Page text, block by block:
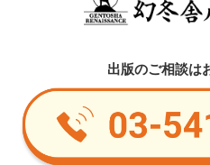
出版のご相談は